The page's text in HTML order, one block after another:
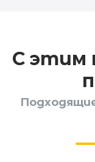
С этим